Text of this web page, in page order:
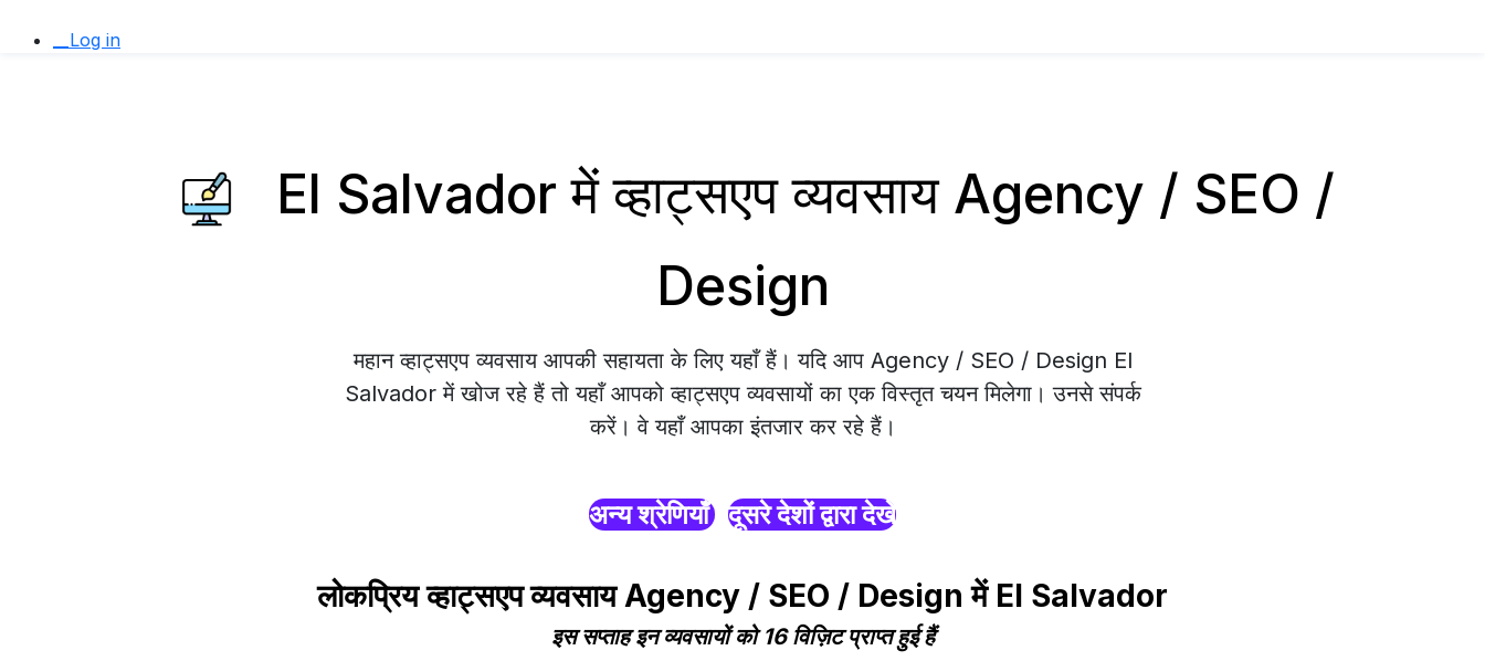
__Log in
El Salvador में व्हाट्सएप व्यवसाय Agency / SEO /
Design
महान व्हाट्सएप व्यवसाय आपकी सहायता के लिए यहाँ हैं। यदि आप Agency / SEO / Design El
Salvador में खोज रहे हैं तो यहाँ आपको व्हाट्सएप व्यवसायों का एक विस्तृत चयन मिलेगा। उनसे संपर्क
करें। वे यहाँ आपका इंतजार कर रहे हैं।
अन्य श्रेणियाँ दूसरे देशों द्वारा देखें
लोकप्रिय व्हाट्सएप व्यवसाय Agency / SEO / Design में El Salvador
इस सप्ताह इन व्यवसायों को 16 विज़िट प्राप्त हुई हैं